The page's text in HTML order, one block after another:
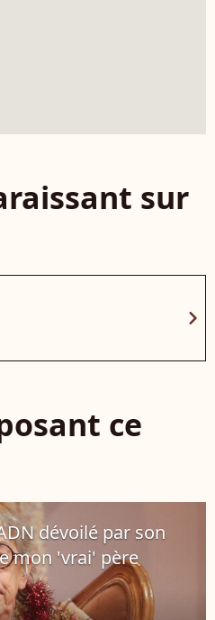
sur
chevron_right
ce
dévoilé par son
mon 'vrai' père